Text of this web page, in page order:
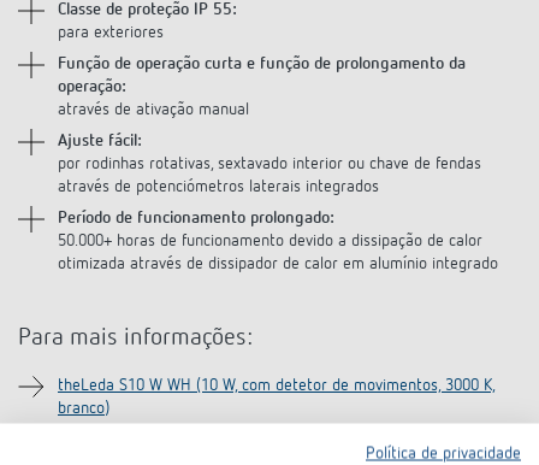
Classe de proteção IP 55:
para exteriores
Função de operação curta e função de prolongamento da
operação:
através de ativação manual
Ajuste fácil:
por rodinhas rotativas, sextavado interior ou chave de fendas
através de potenciómetros laterais integrados
Período de funcionamento prolongado:
50.000+ horas de funcionamento devido a dissipação de calor
otimizada através de dissipador de calor em alumínio integrado
Para mais informações:
theLeda S10 W WH (10 W, com detetor de movimentos, 3000 K,
branco)
Política de privacidade